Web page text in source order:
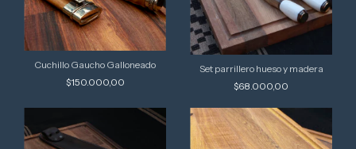
Cuchillo Gaucho Galloneado
$150.000,00
Set parrillero hueso y madera
$68.000,00